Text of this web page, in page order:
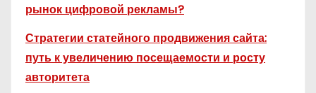
рынок цифровой рекламы?
Стратегии статейного продвижения сайта:
путь к увеличению посещаемости и росту
авторитета